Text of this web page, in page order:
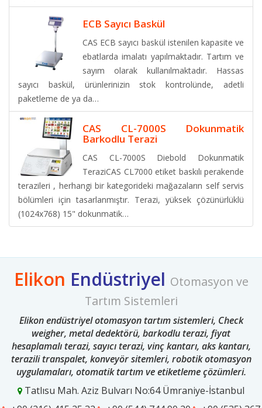
ECB Sayıcı Baskül
CAS ECB sayıcı baskül istenilen kapasite ve
ebatlarda imalatı yapılmaktadır. Tartım ve
sayım olarak kullanılmaktadır. Hassas
sayıcı baskül, ürünlerinizin stok kontrolünde, adetli
paketleme de ya da…
CAS CL-7000S Dokunmatik
Barkodlu Terazi
CAS CL-7000S Diebold Dokunmatik
TeraziCAS CL7000 etiket baskılı perakende
terazileri , herhangi bir kategorideki mağazaların self servis
bölümleri için tasarlanmıştır. Terazi, yüksek çözünürlüklü
(1024x768) 15" dokunmatik…
Elikon Endüstriyel Otomasyon ve
Tartım Sistemleri
Elikon endüstriyel otomasyon tartım sistemleri, Check
weigher, metal dedektörü, barkodlu terazi, fiyat
hesaplamalı terazi, sayıcı terazi, vinç kantarı, aks kantarı,
terazili transpalet, konveyör sitemleri, robotik otomasyon
uygulamaları, otomatik tartım ve etiketleme çözümleri.
Tatlısu Mah. Aziz Bulvarı No:64 Ümraniye-İstanbul